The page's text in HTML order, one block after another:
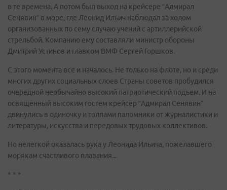
в те времена. А потом был выход на крейсере “Адмирал
Сенявин” в море, где Леонид Ильич наблюдал за ходом
организованных по сему случаю учений с артиллерийской
стрельбой. Компанию ему составляли министр обороны
Дмитрий Устинов и главком ВМФ Сергей Горшков.
С этого момента все и началось. Не только на флоте, но и среди
многих других социальных слоев Страны советов пробудился
очередной необычайно высокий патриотический подъем. И на
освященный высоким гостем крейсер “Адмирал Сенявин”
двинулись в одиночку и толпами паломники от журналистики и
литературы, искусства и передовых трудовых коллективов.
Но нелегкой оказалась рука у Леонида Ильича, пожелавшего
морякам счастливого плавания...
* * *